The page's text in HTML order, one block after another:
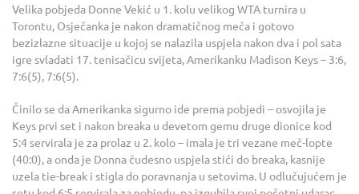
Velika pobjeda Donne Vekić u 1. kolu velikog WTA turnira u
Torontu, Osječanka je nakon dramatičnog meča i gotovo
bezizlazne situacije u kojoj se nalazila uspjela nakon dva i pol sata
igre svladati 17. tenisačicu svijeta, Amerikanku Madison Keys – 3:6,
7:6(5), 7:6(5).
Činilo se da Amerikanka sigurno ide prema pobjedi – osvojila je
Keys prvi set i nakon breaka u devetom gemu druge dionice kod
5:4 servirala je za prolaz u 2. kolo – imala je tri vezane meč-lopte
(40:0), a onda je Donna čudesno uspjela stići do breaka, kasnije
uzela tie-break i stigla do poravnanja u setovima. U odlučujućem je